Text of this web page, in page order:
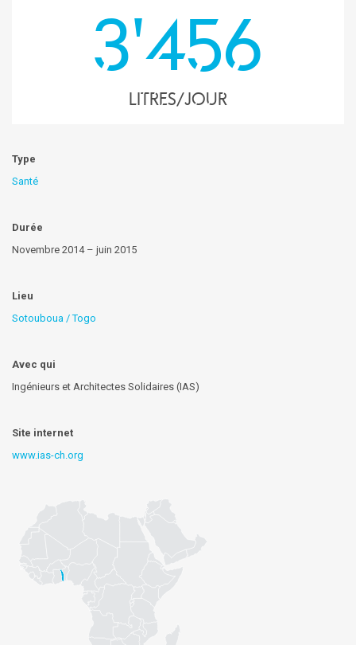
3'456
litres/jour
Type
Santé
Durée
Novembre 2014 – juin 2015
Lieu
Sotouboua / Togo
Avec qui
Ingénieurs et Architectes Solidaires (IAS)
Site internet
www.ias-ch.org